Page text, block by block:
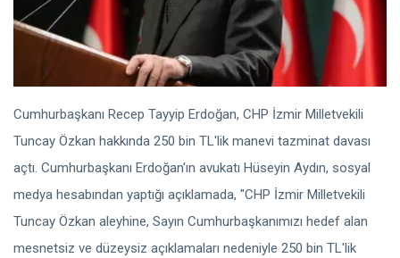
Cumhurbaşkanı Recep Tayyip Erdoğan, CHP İzmir Milletvekili
Tuncay Özkan hakkında 250 bin TL'lik manevi tazminat davası
açtı. Cumhurbaşkanı Erdoğan'ın avukatı Hüseyin Aydın, sosyal
medya hesabından yaptığı açıklamada, "CHP İzmir Milletvekili
Tuncay Özkan aleyhine, Sayın Cumhurbaşkanımızı hedef alan
mesnetsiz ve düzeysiz açıklamaları nedeniyle 250 bin TL'lik